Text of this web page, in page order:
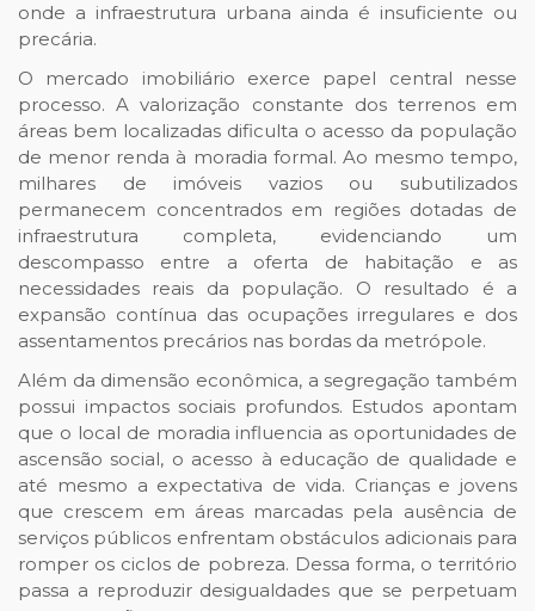
onde a infraestrutura urbana ainda é insuficiente ou
precária.
O mercado imobiliário exerce papel central nesse
processo. A valorização constante dos terrenos em
áreas bem localizadas dificulta o acesso da população
de menor renda à moradia formal. Ao mesmo tempo,
milhares de imóveis vazios ou subutilizados
permanecem concentrados em regiões dotadas de
infraestrutura completa, evidenciando um
descompasso entre a oferta de habitação e as
necessidades reais da população. O resultado é a
expansão contínua das ocupações irregulares e dos
assentamentos precários nas bordas da metrópole.
Além da dimensão econômica, a segregação também
possui impactos sociais profundos. Estudos apontam
que o local de moradia influencia as oportunidades de
ascensão social, o acesso à educação de qualidade e
até mesmo a expectativa de vida. Crianças e jovens
que crescem em áreas marcadas pela ausência de
serviços públicos enfrentam obstáculos adicionais para
romper os ciclos de pobreza. Dessa forma, o território
passa a reproduzir desigualdades que se perpetuam